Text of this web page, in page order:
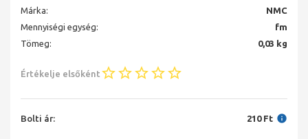
Márka:
NMC
Mennyiségi egység:
fm
Tömeg:
0,03 kg
Értékelje elsőként
Bolti ár: 210 Ft